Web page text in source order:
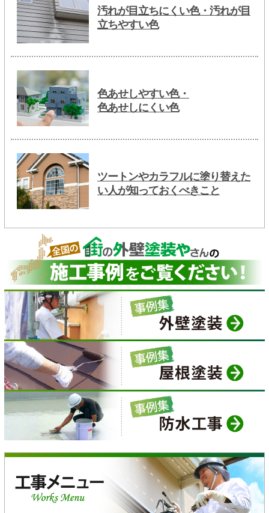
汚れが目立ちにくい色・汚れが目
立ちやすい色
色あせしやすい色・
色あせしにくい色
ツートンやカラフルに塗り替えた
い人が知っておくべきこと